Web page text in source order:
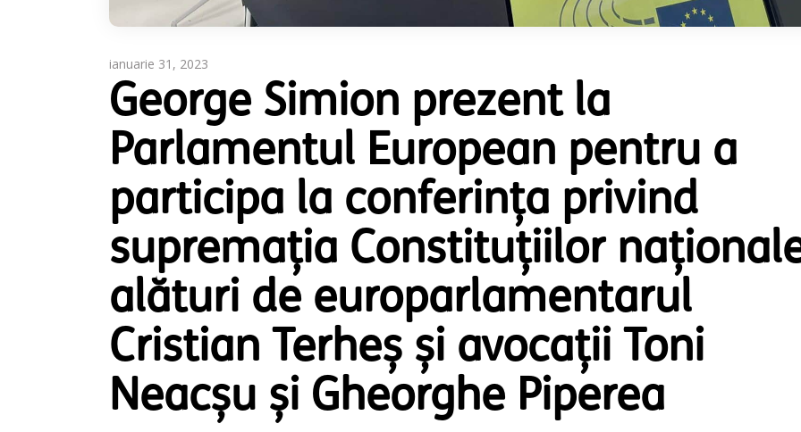
ianuarie 31, 2023
George Simion prezent la
Parlamentul European pentru a
participa la conferința privind
supremația Constituțiilor
alături de europarlamentarul
Cristian Terheș și avocații Toni
Neacșu și Gheorghe Piperea